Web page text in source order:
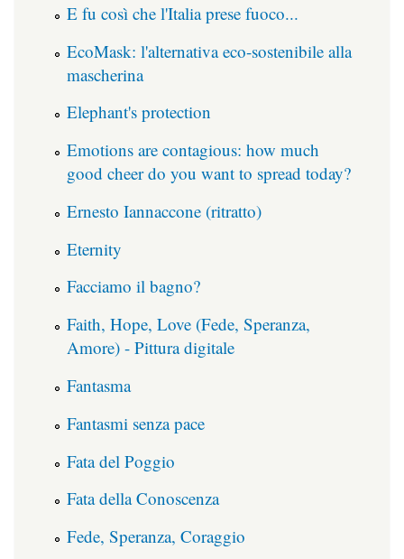
E fu così che l'Italia prese fuoco...
EcoMask: l'alternativa eco-sostenibile alla
mascherina
Elephant's protection
Emotions are contagious: how much
good cheer do you want to spread today?
Ernesto Iannaccone (ritratto)
Eternity
Facciamo il bagno?
Faith, Hope, Love (Fede, Speranza,
Amore) - Pittura digitale
Fantasma
Fantasmi senza pace
Fata del Poggio
Fata della Conoscenza
Fede, Speranza, Coraggio